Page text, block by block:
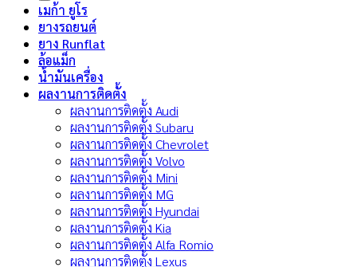
เมก้า ยูโร
ยางรถยนต์
ยาง Runflat
ล้อแม็ก
น้ำมันเครื่อง
ผลงานการติดตั้ง
ผลงานการติดตั้ง Audi
ผลงานการติดตั้ง Subaru
ผลงานการติดตั้ง Chevrolet
ผลงานการติดตั้ง Volvo
ผลงานการติดตั้ง Mini
ผลงานการติดตั้ง MG
ผลงานการติดตั้ง Hyundai
ผลงานการติดตั้ง Kia
ผลงานการติดตั้ง Alfa Romio
ผลงานการติดตั้ง Lexus